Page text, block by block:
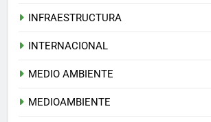
INFRAESTRUCTURA
INTERNACIONAL
MEDIO AMBIENTE
MEDIOAMBIENTE